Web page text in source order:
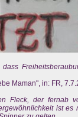
Maman", in: FR,
Fleck, der fernab
ist es